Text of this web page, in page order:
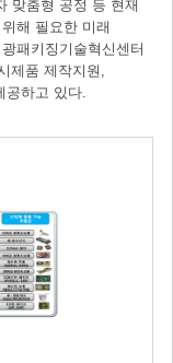
맞춤형 공정 등 현재
해 필요한 미래
패키징기술혁신센터
제품 제작지원,
하고 있다.